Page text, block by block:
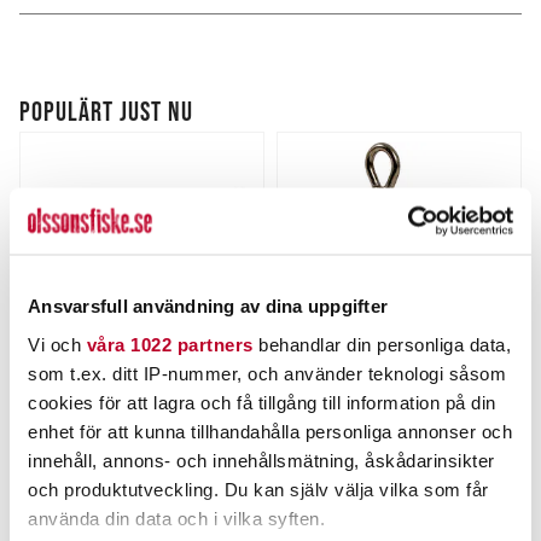
Ansvarsfull användning av dina uppgifter
Vi och våra 1022 partners behandlar din personliga data,
som t.ex. ditt IP-nummer, och använder teknologi såsom
cookies för att lagra och få tillgång till information på din
enhet för att kunna tillhandahålla personliga annonser och
innehåll, annons- och innehållsmätning, åskådarinsikter
och produktutveckling. Du kan själv välja vilka som får
använda din data och i vilka syften.
POPULÄRT JUST NU
BOMBER
Bomber 24A
Nuvarande pris:
159,00 krTidigare pris:
249,00 kr
159,00 kr
249,00 kr
GAMAKATSU
Gamakatsu TR13B 10st/fp.
Nuvarande pris:
159,00 krTidigare pris
159,00 kr
249,00 kr